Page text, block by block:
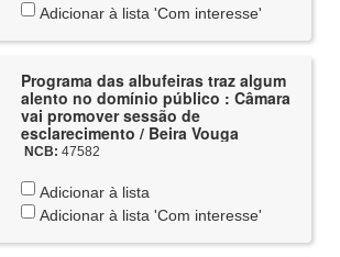
Adicionar à lista 'Com interesse'
Programa das albufeiras traz algum
alento no domínio público : Câmara
vai promover sessão de
esclarecimento / Beira Vouga
NCB: 47582
Adicionar à lista
Adicionar à lista 'Com interesse'